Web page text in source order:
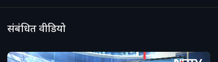
संबंधित वीडियो